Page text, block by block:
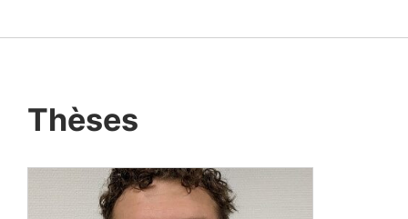
Thèses